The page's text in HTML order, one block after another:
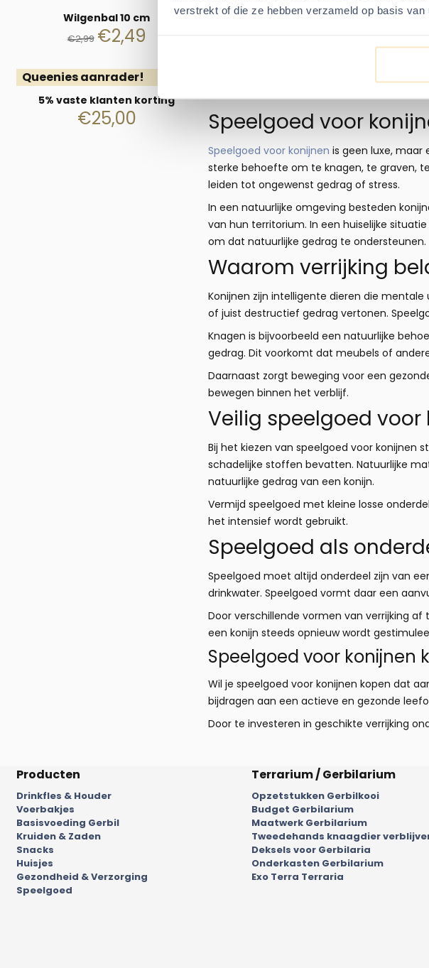
verstrekt of die ze hebben verzameld op basis
Wilgenbal 10 cm
€2,99 €2,49
Queenies aanrader!
5% vaste klanten korting
€25,00 Speelgoed voor
Speelgoed voor konijnen is geen luxe, maar
sterke behoefte om te knagen, te graven,
leiden tot ongewenst gedrag of stress.
In een natuurlijke omgeving besteden
van hun territorium. In een huiselijke
om dat natuurlijke gedrag te ondersteunen.
Waarom verrijking
Konijnen zijn intelligente dieren die
of juist destructief gedrag vertonen.
Knagen is bijvoorbeeld een natuurlijke
gedrag. Dit voorkomt dat meubels of
Daarnaast zorgt beweging voor een
bewegen binnen het verblijf.
Veilig speelgoed voor
Bij het kiezen van speelgoed voor konijnen
schadelijke stoffen bevatten. Natuurlijke
natuurlijke gedrag van een konijn.
Vermijd speelgoed met kleine losse
het intensief wordt gebruikt.
Speelgoed als
Speelgoed moet altijd onderdeel zijn van
drinkwater. Speelgoed vormt daar een
Door verschillende vormen van verrijking
een konijn steeds opnieuw wordt
Speelgoed voor konijnen
Wil je speelgoed voor konijnen kopen dat
bijdragen aan een actieve en gezonde
Door te investeren in geschikte verrijking
Producten
Drinkfles & Houder
Voerbakjes
Basisvoeding Gerbil
Kruiden & Zaden
Snacks
Huisjes
Gezondheid & Verzorging
Speelgoed
Terrarium / Gerbilarium
Opzetstukken Gerbilkooi
Budget Gerbilarium
Maatwerk Gerbilarium
Tweedehands knaagdier
Deksels voor Gerbilaria
Onderkasten Gerbilarium
Exo Terra Terraria